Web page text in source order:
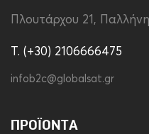
Χρώμα
Πλουτάρχου 21,
T. (+30) 2106666475
infob2c@globalsat.gr
ΠΡΟΪΌΝΤΑ